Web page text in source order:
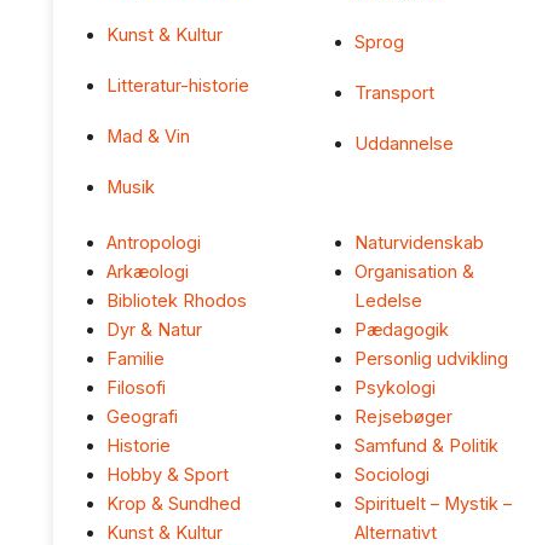
Kunst & Kultur
Litteratur-historie
Mad & Vin
Musik
Sprog
Transport
Uddannelse
Antropologi
Arkæologi
Bibliotek Rhodos
Dyr & Natur
Familie
Filosofi
Geografi
Historie
Hobby & Sport
Krop & Sundhed
Kunst & Kultur
Naturvidenskab
Organisation &
Ledelse
Pædagogik
Personlig udvikling
Psykologi
Rejsebøger
Samfund & Politik
Sociologi
Spirituelt – Mystik –
Alternativt